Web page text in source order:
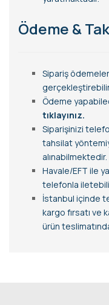
Ödeme &
Sipariş
Ödeme
tıklayınız.
Siparişinizi
tahsilat
alınabilmektedir.
Havale/EFT ile
telefonla
İstanbul içinde
kargo fırsatı ve
ürün